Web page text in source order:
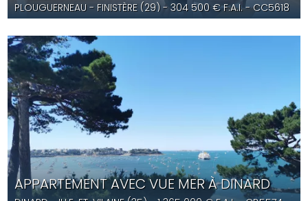
PLOUGUERNEAU - FINISTÈRE (29) -304 500 € F.A.I. - CC5618
APPARTEMENT AVEC VUE MER À DINARD